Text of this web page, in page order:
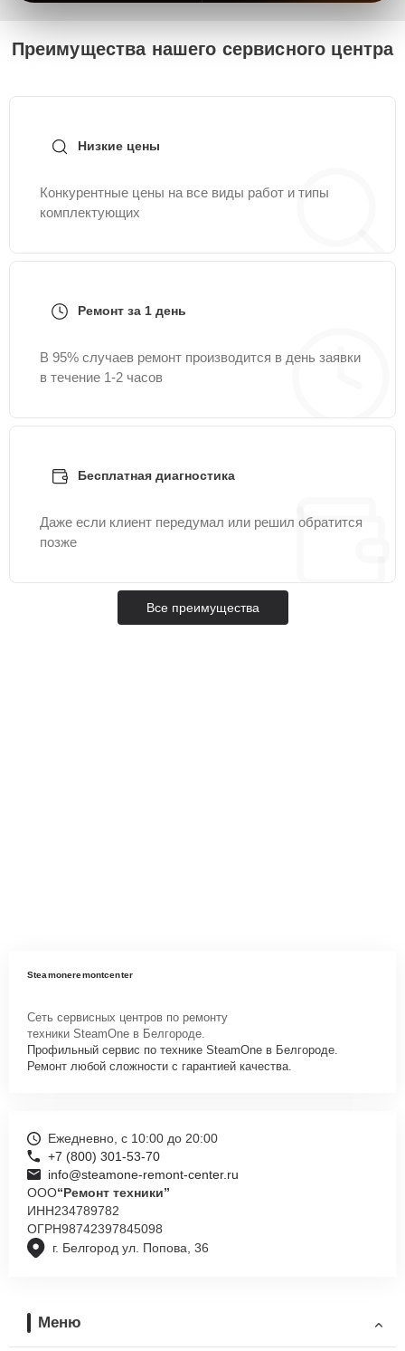
Преимущества нашего сервисного центра
Низкие цены
Конкурентные цены на все виды работ и типы
комплектующих
Ремонт за 1 день
В 95% случаев ремонт производится в день заявки
в течение 1-2 часов
Бесплатная диагностика
Даже если клиент передумал или решил обратится
позже
Все преимущества
Steamoneremontcenter
Сеть сервисных центров по ремонту
техники SteamOne в Белгороде.
Профильный сервис по технике SteamOne в Белгороде.
Ремонт любой сложности с гарантией качества.
г. Белгород ул. Попова, 36
Ежедневно, с 10:00 до 20:00
+7 (800) 301-53-70
info@steamone-remont-center.ru
ООО“Ремонт техники”
ИНН234789782
ОГРН98742397845098
Меню